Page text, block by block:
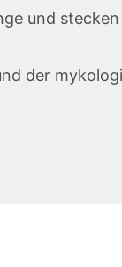
und
der